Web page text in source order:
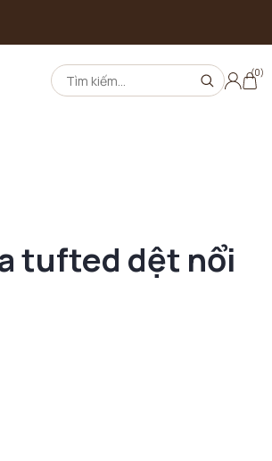
(0)
tufted dệt nổi